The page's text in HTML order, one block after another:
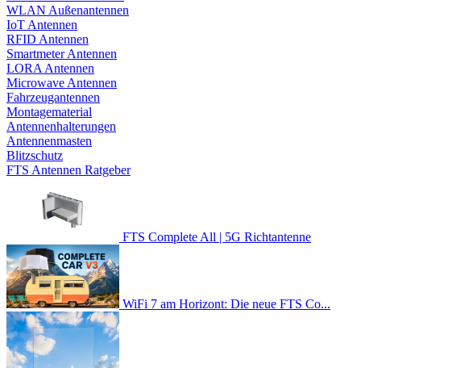
WLAN Außenantennen
IoT Antennen
RFID Antennen
Smartmeter Antennen
LORA Antennen
Microwave Antennen
Fahrzeugantennen
Montagematerial
Antennenhalterungen
Antennenmasten
Blitzschutz
FTS Antennen Ratgeber
FTS Complete All | 5G Richtantenne
WiFi 7 am Horizont: Die neue FTS Co...